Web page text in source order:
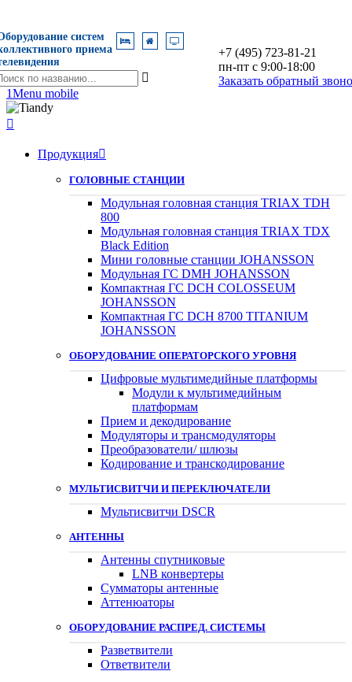
систем
приема
+7 (495) 723-81-21
пн-пт с 9:00-18:00
Заказать обратный

1Menu mobile

Продукция
ГОЛОВНЫЕ СТАНЦИИ
Модульная головная станция TRIAX TDH
800
Модульная головная станция TRIAX TDX
Black Edition
Мини головные станции JOHANSSON
Модульная ГС DMH JOHANSSON
Компактная ГС DCH COLOSSEUM
JOHANSSON
Компактная ГС DCH 8700 TITANIUM
JOHANSSON
ОБОРУДОВАНИЕ ОПЕРАТОРСКОГО УРОВНЯ
Цифровые мультимедийные платформы
Модули к мультимедийным
платформам
Прием и декодирование
Модуляторы и трансмодуляторы
Преобразователи/ шлюзы
Кодирование и транскодирование
МУЛЬТИСВИТЧИ И ПЕРЕКЛЮЧАТЕЛИ
Мультисвитчи DSCR
АНТЕННЫ
Антенны спутниковые
LNB конвертеры
Сумматоры антенные
Аттенюаторы
ОБОРУДОВАНИЕ РАСПРЕД. СИСТЕМЫ
Разветвители
Ответвители